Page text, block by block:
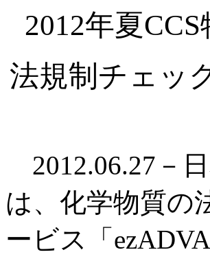
2012年夏
法規制チェッ
2012.06.27－
は、化学物質の
ービス「